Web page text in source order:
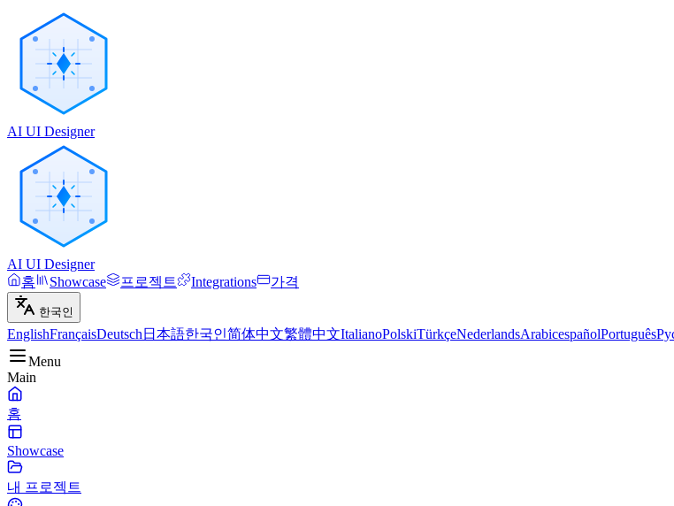
AI UI Designer
AI UI Designer
홈
Showcase 프로젝트 Integrations 가격
한국인
EnglishFrançaisDeutsch 日本語한국인简体中文繁體中文ItalianoPolskiTürkçeNederlandsArabicespañolPortuguês
Menu
Main
홈
Showcase
내 프로젝트